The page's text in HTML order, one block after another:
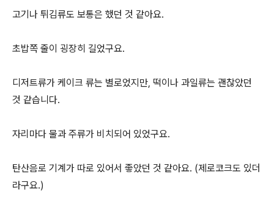
고기나 튀김류도 보통은 했던 것 같아요.
초밥쪽 줄이 굉장히 길었구요.
디저트류가 케이크 류는 별로었지만, 떡이나 과일류는 괜찮았던
것 같습니다.
자리마다 물과 주류가 비치되어 있었구요.
탄산음로 기계가 따로 있어서 좋았던 것 같아요. (제로코크도 있더
라구요.)